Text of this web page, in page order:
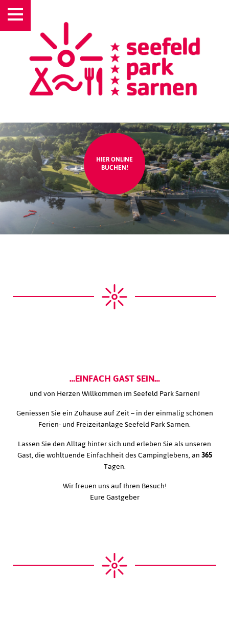
HIER ONLINE
BUCHEN!
…EINFACH GAST SEIN…
und von Herzen Willkommen im Seefeld Park Sarnen!
Geniessen Sie ein Zuhause auf Zeit – in der einmalig schönen
Ferien- und Freizeitanlage Seefeld Park Sarnen.
Lassen Sie den Alltag hinter sich und erleben Sie als unseren
Gast, die wohltuende Einfachheit des Campinglebens, an365
Tagen.
Wir freuen uns auf Ihren Besuch!
Eure Gastgeber